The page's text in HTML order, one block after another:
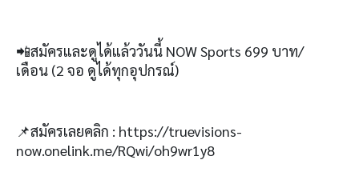
📲สมัครและดูได้แล้ววันนี้ NOW Sports 699 บาท/
เดือน (2 จอ ดูได้ทุกอุปกรณ์)
📌สมัครเลยคลิก : https://truevisions-
now.onelink.me/RQwi/oh9wr1y8